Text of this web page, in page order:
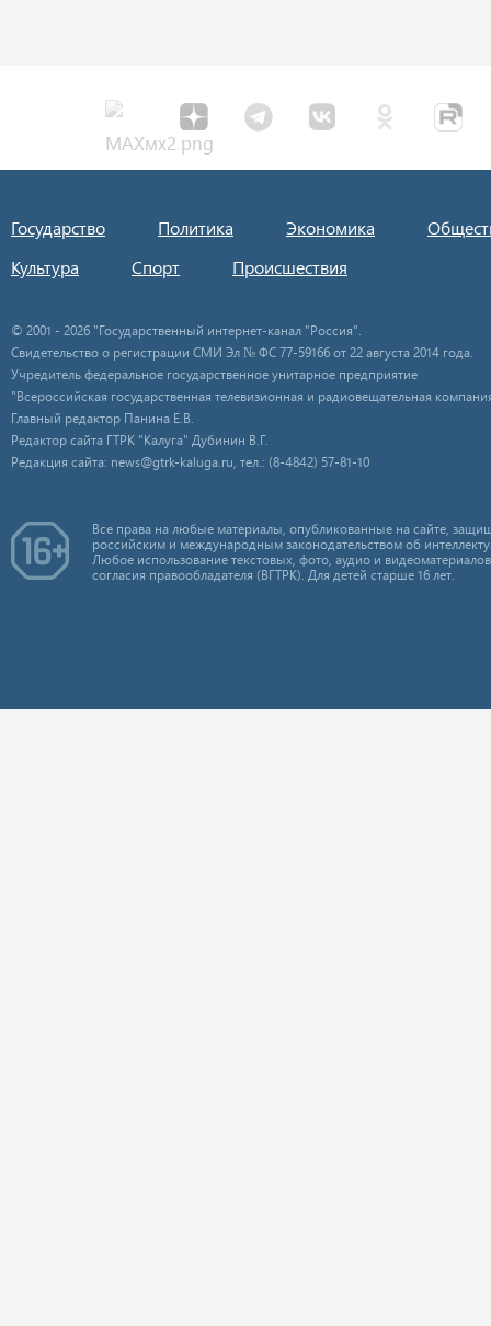
Государство Политика Экономика
Культура
Спорт Происшествия
© 2001 - 2026 "Государственный интернет-канал "Россия".
Свидетельство о регистрации СМИ Эл № ФС 77-59166 от 22 августа 2014 года.
Учредитель федеральное государственное унитарное предприятие
"Всероссийская государственная телевизионная и радиовещательная
Главный редактор Панина Е.В.
Редактор сайта ГТРК "Калуга" Дубинин В.Г.
Редакция сайта: news@gtrk-kaluga.ru, тел.: (8-4842) 57-81-10
Все права на любые материалы, опубликованные на сайте,
российским и международным законодательством об
Любое использование текстовых, фото, аудио и
согласия правообладателя (ВГТРК). Для детей старше 16 лет.